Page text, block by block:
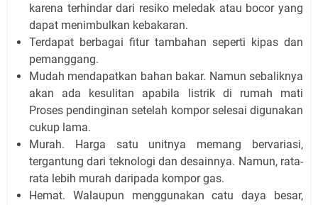
karena terhindar dari resiko meledak atau bocor yang
dapat menimbulkan kebakaran.
Terdapat berbagai fitur tambahan seperti kipas dan
pemanggang.
Mudah mendapatkan bahan bakar. Namun sebaliknya
akan ada kesulitan apabila listrik di rumah mati
Proses pendinginan setelah kompor selesai digunakan
cukup lama.
Murah. Harga satu unitnya memang bervariasi,
tergantung dari teknologi dan desainnya. Namun, rata-
rata lebih murah daripada kompor gas.
Hemat. Walaupun menggunakan catu daya besar,